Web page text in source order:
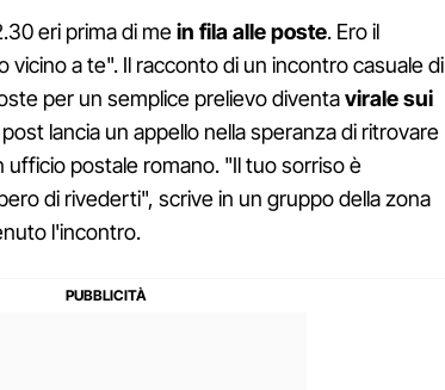
eri prima di mein fila alle poste. Ero il
vicino a te". Il racconto di un incontro casuale di
per un semplice prelievo diventavirale sui
lancia un appello nella speranza di ritrovare
ufficio postale romano. "Il tuo sorriso è
di rivederti", scrive in un gruppo della zona
l'incontro.